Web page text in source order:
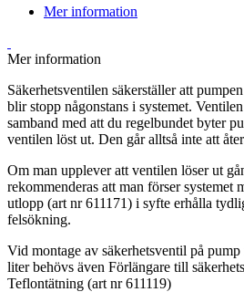
Mer information
Mer information
Säkerhetsventilen säkerställer att
blir stopp någonstans i systemet.
samband med att du regelbundet byter
ventilen löst ut. Den går alltså inte att
Om man upplever att ventilen löser ut
rekommenderas att man förser systemet
utlopp (art nr611171) i syfte erhålla
felsökning.
Vid montage av säkerhetsventil på
liter behövs även Förlängare till
Teflontätning (art nr611119)